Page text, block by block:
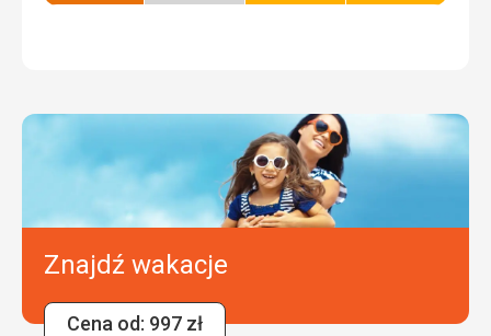
Znajdź wakacje
Cena od: 997 zł